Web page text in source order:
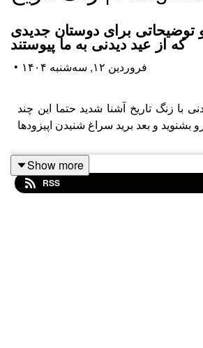
برای دوستان جدیدی
که از عید دیدنی به ما پیوستند
• ۱۴۰۴ فروردین ۱۲, سه‌شنبه
با زنگ تاریخ آشنا شدید حتما این چند
Show more
RSS